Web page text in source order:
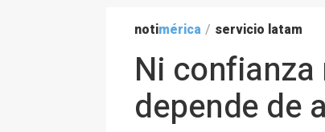
notimérica / servicio latam
Ni
depende de